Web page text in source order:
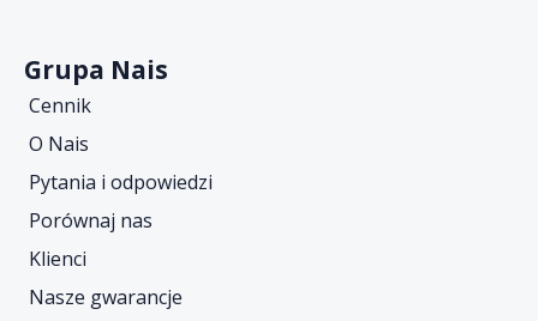
Grupa Nais
Cennik
O Nais
Pytania i odpowiedzi
Porównaj nas
Klienci
Nasze gwarancje